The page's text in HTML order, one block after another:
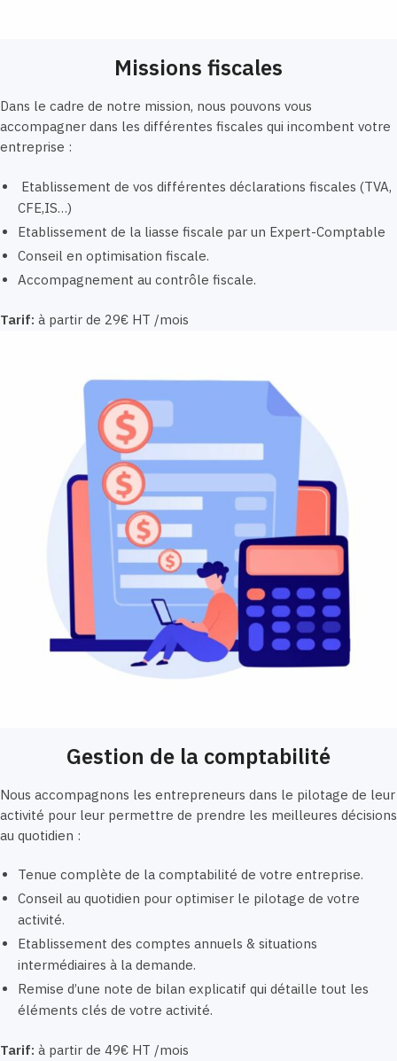
Missions fiscales
Dans le cadre de notre mission, nous pouvons vous
accompagner dans les différentes fiscales qui incombent votre
entreprise :
Etablissement de vos différentes déclarations fiscales (TVA,
CFE,IS…)
Etablissement de la liasse fiscale par un Expert-Comptable
Conseil en optimisation fiscale.
Accompagnement au contrôle fiscale.
Tarif: à partir de 29€ HT /mois
Gestion de la comptabilité
Nous accompagnons les entrepreneurs dans le pilotage de leur
activité pour leur permettre de prendre les meilleures décisions
au quotidien :
Tenue complète de la comptabilité de votre entreprise.
Conseil au quotidien pour optimiser le pilotage de votre
activité.
Etablissement des comptes annuels & situations
intermédiaires à la demande.
Remise d’une note de bilan explicatif qui détaille tout les
éléments clés de votre activité.
Tarif: à partir de 49€ HT /mois